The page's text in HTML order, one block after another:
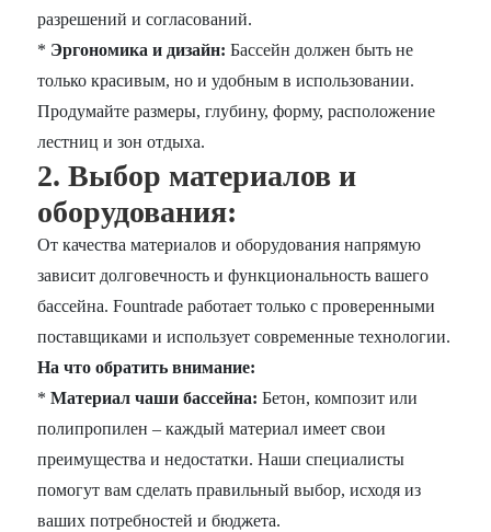
разрешений и согласований.
* Эргономика и дизайн: Бассейн должен быть не
только красивым, но и удобным в использовании.
Продумайте размеры, глубину, форму, расположение
лестниц и зон отдыха.
2. Выбор материалов и
оборудования:
От качества материалов и оборудования напрямую
зависит долговечность и функциональность вашего
бассейна. Fountrade работает только с проверенными
поставщиками и использует современные технологии.
На что обратить внимание:
*Материал чаши бассейна: Бетон, композит или
полипропилен – каждый материал имеет свои
преимущества и недостатки. Наши специалисты
помогут вам сделать правильный выбор, исходя из
ваших потребностей и бюджета.